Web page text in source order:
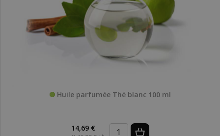
Huile parfumée Thé blanc 100 ml
14,69 €